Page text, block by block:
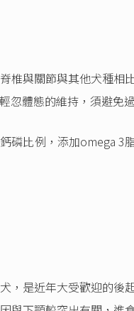
椎與關節與其他犬種相
忽體態的維持，須避免
磷比例，添加omega 3
，是近年大受歡迎的後